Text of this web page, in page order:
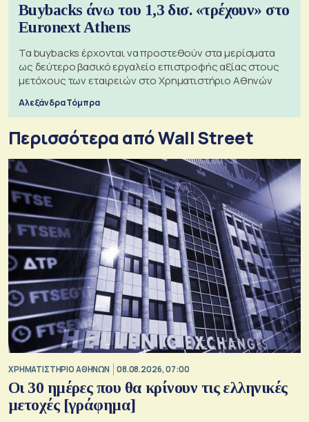
Buybacks άνω του 1,3 δισ. «τρέχουν» στο
Euronext Athens
Τα buybacks έρχονται να προστεθούν στα μερίσματα
ως δεύτερο βασικό εργαλείο επιστροφής αξίας στους
μετόχους των εταιρειών στο Χρηματιστήριο Αθηνών
Αλεξάνδρα Τόμπρα
Περισσότερα από Wall Street
XΡΗΜΑΤΙΣΤΗΡΙΟ ΑΘΗΝΩΝ 08.08.2026, 07:00
Οι 30 ημέρες που θα κρίνουν τις ελληνικές
μετοχές [γράφημα]